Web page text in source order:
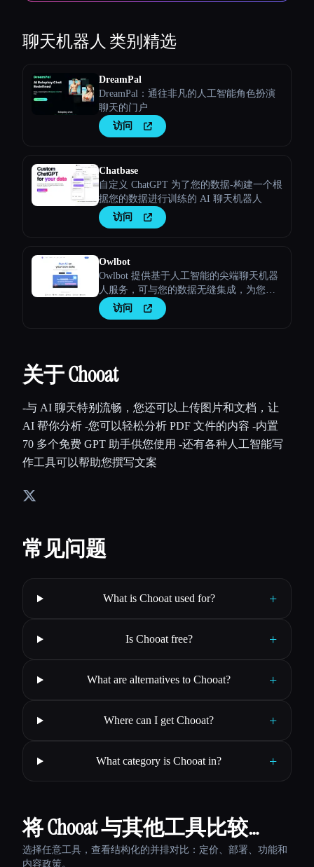
聊天机器人 类别精选
DreamPal
DreamPal：通往非凡的人工智能角色扮演
聊天的门户
访问
Chatbase
自定义 ChatGPT 为了您的数据-构建一个根
据您的数据进行训练的 AI 聊天机器人
访问
Owlbot
Owlbot 提供基于人工智能的尖端聊天机器
人服务，可与您的数据无缝集成，为您、
您的客户或团队提供即时响应。
访问
关于 Chooat
-与 AI 聊天特别流畅，您还可以上传图片和文档，让
AI 帮你分析 -您可以轻松分析 PDF 文件的内容 -内置
70 多个免费 GPT 助手供您使用 -还有各种人工智能写
作工具可以帮助您撰写文案
常见问题
What is Chooat used for? +
Is Chooat free? +
What are alternatives to Chooat? +
Where can I get Chooat? +
What category is Chooat in? +
将 Chooat 与其他工具比较…
选择任意工具，查看结构化的并排对比：定价、部署、功能和
内容政策。